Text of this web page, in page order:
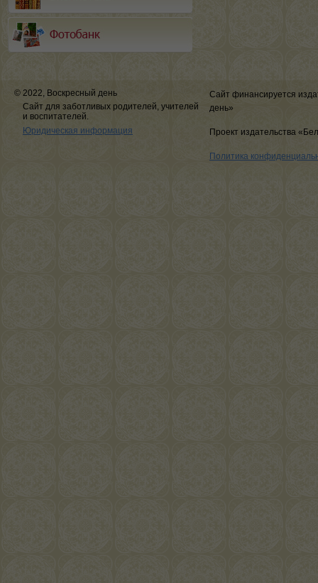
© 2022, Воскресный день
Сайт для заботливых родителей, учителей
и воспитателей.
Юридическая информация
Сайт финансируется
день»
Проект издательства
Политика